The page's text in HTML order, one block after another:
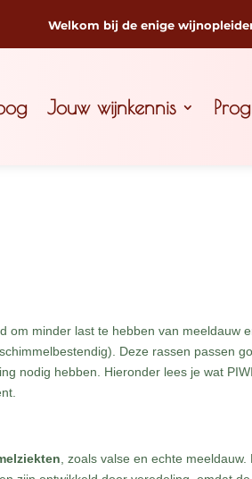
Welkom bij de enige
Jouw wijnkennis
om minder last te hebben van meeldauw
Deze rassen passen
nodig hebben. Hieronder lees je wat PIWI
, zoals valse en echte meeldauw.